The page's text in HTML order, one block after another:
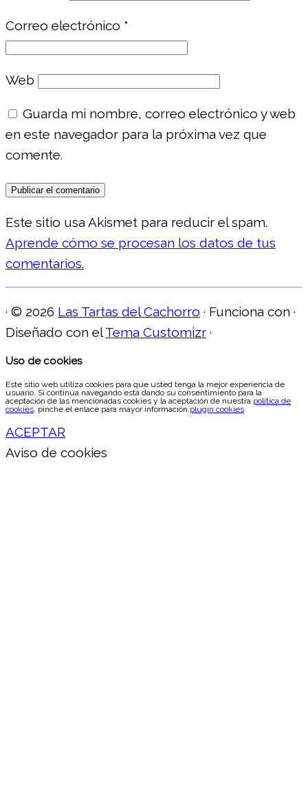
Correo electrónico *
Web
Guarda mi nombre, correo electrónico y web
en este navegador para la próxima vez que
comente.
Este sitio usa Akismet para reducir el spam.
Aprende cómo se procesan los datos de tus
comentarios.
· © 2026 Las Tartas del Cachorro · Funciona con ·
Diseñado con elTema Customizr ·
Uso de cookies
Este sitio web utiliza cookies para que usted tenga la mejor experiencia de
usuario. Si continúa navegando está dando su consentimiento para la
aceptación de las mencionadas cookies y la aceptación de nuestra política de
cookies , pinche el enlace para mayor información. plugin cookies
ACEPTAR
Aviso de cookies